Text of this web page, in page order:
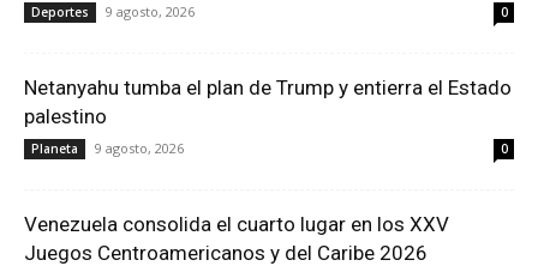
Deportes 9 agosto, 2026 0
Netanyahu tumba el plan de Trump y entierra el Estado
palestino
Planeta 9 agosto, 2026 0
Venezuela consolida el cuarto lugar en los XXV
Juegos Centroamericanos y del Caribe 2026